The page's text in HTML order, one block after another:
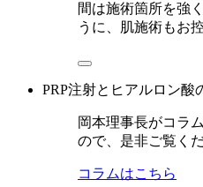
間は施術箇所を強
うに、肌施術もお
PRP注射とヒアルロン酸
岡本理事長がコラ
ので、是非ご覧くだ
コラムはこちら